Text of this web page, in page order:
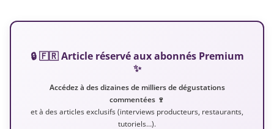
🔒 🇫🇷 Article réservé aux abonnés Premium
✨
Accédez à des dizaines de milliers de dégustations
commentées 🍷
et à des articles exclusifs (interviews producteurs, restaurants,
tutoriels…).